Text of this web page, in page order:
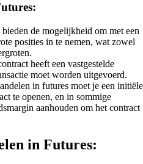
bieden de mogelijkheid om met een
posities in te nemen, wat zowel
heeft een vastgestelde
moet worden uitgevoerd.
in futures moet je een initiële
te openen, en in sommige
aanhouden om het contract
in Futures: